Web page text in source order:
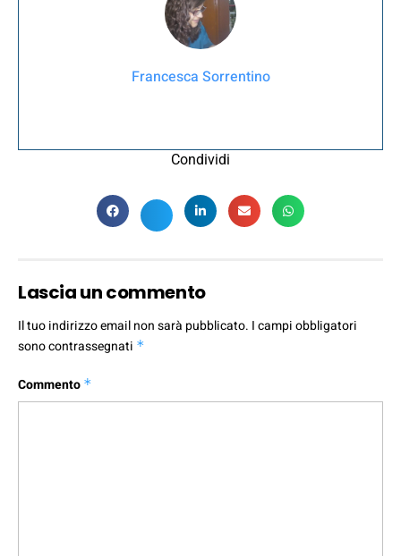
Francesca Sorrentino
Condividi
Lascia un commento
Il tuo indirizzo email non sarà pubblicato. I campi obbligatori
sono contrassegnati *
Commento *